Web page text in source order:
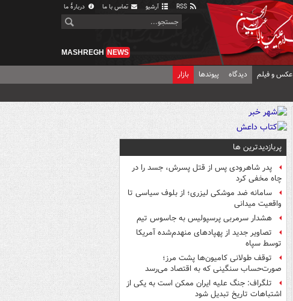
آرشیو تماس با ما دربارهٔ ما
MASHREGH NEWS
عکس و فیلم دیدگاه پیوندها بازار
پربازدیدترین ها
پدر شاهرودی پس از قتل پسرش، جسد را در
چاه مخفی کرد
سامانه ضد موشکی لیزری؛ از بلوف سیاسی تا
واقعیت میدانی
هشدار سرمربی پرسپولیس به جاسوس تیم
تصاویر جدید از پهپادهای منهدم‌شده آمریکا
توسط سپاه
توقف طولانی کامیون‌ها پشت مرز؛
صورت‌حساب سنگینی که به اقتصاد می‌رسد
تلگراف: جنگ علیه ایران ممکن است به یکی از
اشتباهات تاریخ تبدیل شود